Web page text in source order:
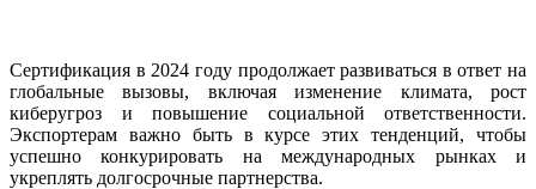
Сертификация в 2024 году продолжает развиваться в ответ на
глобальные вызовы, включая изменение климата, рост
киберугроз и повышение социальной ответственности.
Экспортерам важно быть в курсе этих тенденций, чтобы
успешно конкурировать на международных рынках и
укреплять долгосрочные партнерства.